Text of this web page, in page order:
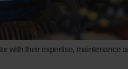
with their expertise,